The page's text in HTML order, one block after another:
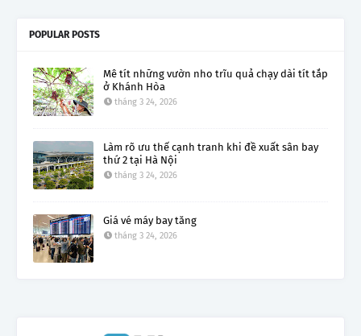
POPULAR POSTS
Mê tít những vườn nho trĩu quả chạy dài tít tắp
ở Khánh Hòa
tháng 3 24, 2026
Làm rõ ưu thế cạnh tranh khi đề xuất sân bay
thứ 2 tại Hà Nội
tháng 3 24, 2026
Giá vé máy bay tăng
tháng 3 24, 2026